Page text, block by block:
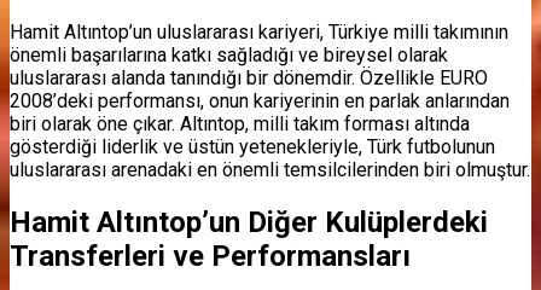
Hamit Altıntop’un uluslararası kariyeri, Türkiye milli takımının
önemli başarılarına katkı sağladığı ve bireysel olarak
uluslararası alanda tanındığı bir dönemdir. Özellikle EURO
2008’deki performansı, onun kariyerinin en parlak anlarından
biri olarak öne çıkar. Altıntop, milli takım forması altında
gösterdiği liderlik ve üstün yetenekleriyle, Türk futbolunun
uluslararası arenadaki en önemli temsilcilerinden biri olmuştur.
Hamit Altıntop’un Diğer Kulüplerdeki
Transferleri ve Performansları